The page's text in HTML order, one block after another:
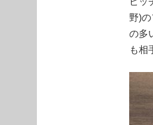
野)
の多
も相